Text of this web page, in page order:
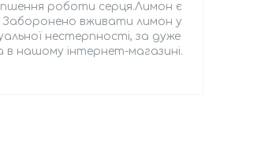
роботи серця.Лимон є
вживати лимон у
нестерпності, за дуже
в нашому інтернет-магазині.